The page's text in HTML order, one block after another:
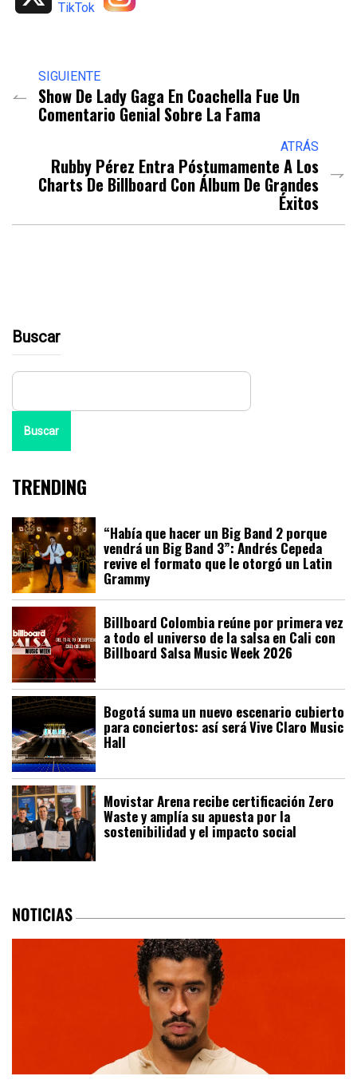
SIGUIENTE
Show De Lady Gaga En Coachella Fue Un
Comentario Genial Sobre La Fama
ATRÁS
Rubby Pérez Entra Póstumamente A Los
Charts De Billboard Con Álbum De Grandes
Éxitos
Buscar
Buscar
TRENDING
“Había que hacer un Big Band 2 porque
vendrá un Big Band 3”: Andrés Cepeda
revive el formato que le otorgó un Latin
Grammy
Billboard Colombia reúne por primera vez
a todo el universo de la salsa en Cali con
Billboard Salsa Music Week 2026
Bogotá suma un nuevo escenario cubierto
para conciertos: así será Vive Claro Music
Hall
Movistar Arena recibe certificación Zero
Waste y amplía su apuesta por la
sostenibilidad y el impacto social
NOTICIAS